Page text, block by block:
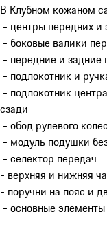
В Клубном кожаном
- центры передних и
- боковые валики
- передние и задние
- подлокотник и
- подлокотник
сзади
- обод рулевого
- модуль подушки
- селектор передач
- верхняя и нижняя
- поручни на пояс и
- основные